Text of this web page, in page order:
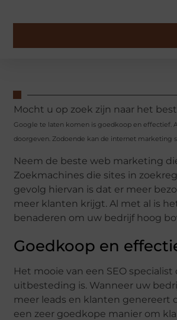
Mocht u op zoek zijn naar het
Google te laten komen is goedkoop en effectief.
doorgeven. Zodoende kan de internet marketing
Neem de beste web marketing
Zoekmachines die sites in
gevolg hiervan is dat er meer
meer klanten krijgt. Al met al is
benaderen om uw bedrijf hoog
Goedkoop en
Het mooie van een SEO
uitbesteding is. Wanneer uw
meer leads en klanten genereert
een zeer goedkope manier om